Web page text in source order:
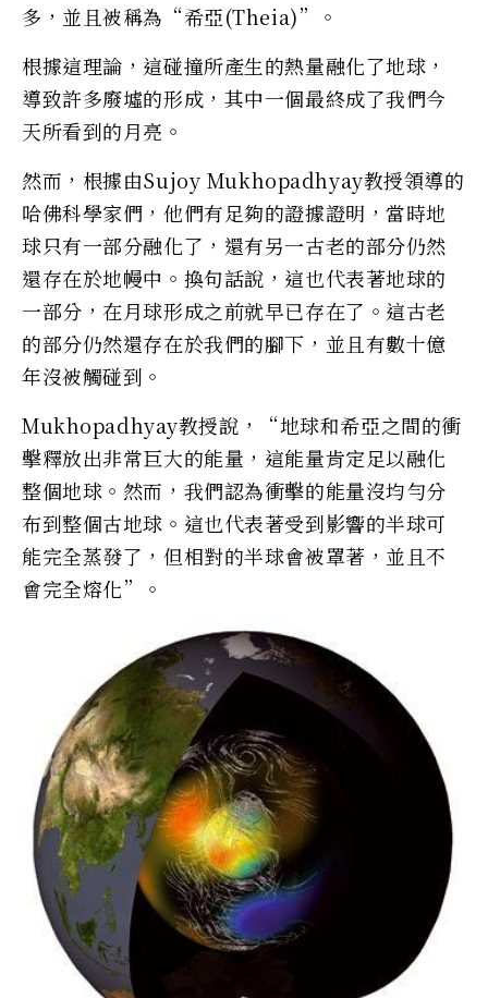
多，並且被稱為“希亞(Theia)”。
根據這理論，這碰撞所產生的熱量融化了地球，
導致許多廢墟的形成，其中一個最終成了我們今
天所看到的月亮。
然而，根據由Sujoy Mukhopadhyay教授領導的
哈佛科學家們，他們有足夠的證據證明，當時地
球只有一部分融化了，還有另一古老的部分仍然
還存在於地幔中。換句話說，這也代表著地球的
一部分，在月球形成之前就早已存在了。這古老
的部分仍然還存在於我們的腳下，並且有數十億
年沒被觸碰到。
Mukhopadhyay教授說，“地球和希亞之間的衝
擊釋放出非常巨大的能量，這能量肯定足以融化
整個地球。然而，我們認為衝擊的能量沒均勻分
布到整個古地球。這也代表著受到影響的半球可
能完全蒸發了，但相對的半球會被罩著，並且不
會完全熔化”。